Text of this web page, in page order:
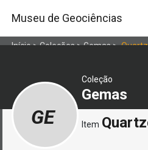
Museu de Geociências
Início>Coleções>Gemas>
Coleção
Gemas
GE Item